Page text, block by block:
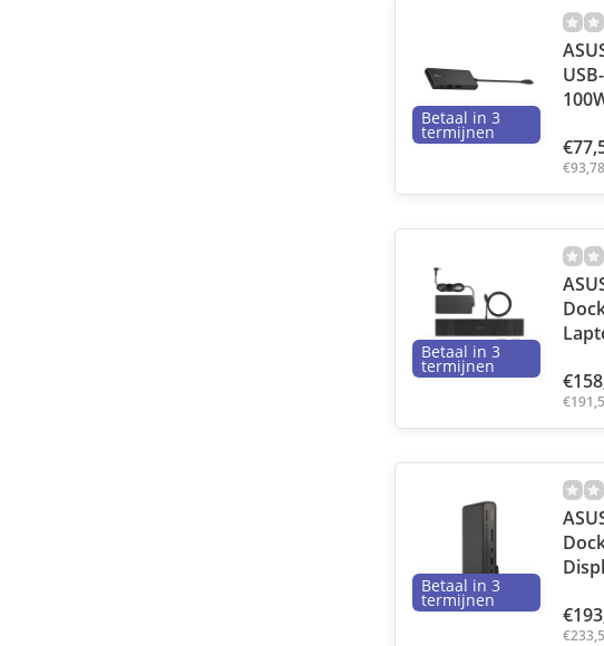
Betaal in 3
termijnen
€93,78
Betaal in 3
termijnen
Betaal in 3
termijnen